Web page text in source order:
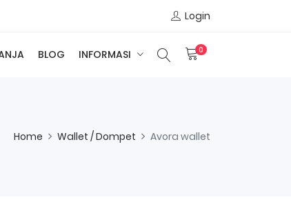
Login
BLOG INFORMASI 0
Home Wallet / Dompet Avora wallet